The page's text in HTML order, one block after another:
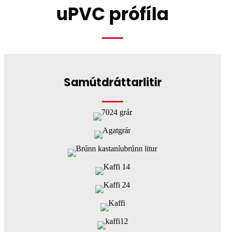
uPVC prófíla
Samútdráttarlitir